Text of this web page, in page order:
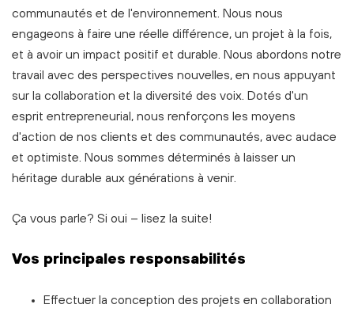
communautés et de l'environnement. Nous nous
engageons à faire une réelle différence, un projet à la fois,
et à avoir un impact positif et durable. Nous abordons notre
travail avec des perspectives nouvelles, en nous appuyant
sur la collaboration et la diversité des voix. Dotés d'un
esprit entrepreneurial, nous renforçons les moyens
d'action de nos clients et des communautés, avec audace
et optimiste. Nous sommes déterminés à laisser un
héritage durable aux générations à venir.
Ça vous parle? Si oui – lisez la suite!
Vos principales responsabilités
Effectuer la conception des projets en collaboration